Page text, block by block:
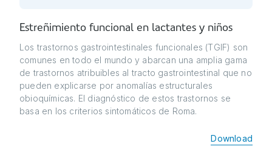
Estreñimiento funcional en lactantes y niños
Los trastornos gastrointestinales funcionales (TGIF) son
comunes en todo el mundo y abarcan una amplia gama
de trastornos atribuibles al tracto gastrointestinal que no
pueden explicarse por anomalías estructurales
obioquímicas. El diagnóstico de estos trastornos se
basa en los criterios sintomáticos de Roma.
Download